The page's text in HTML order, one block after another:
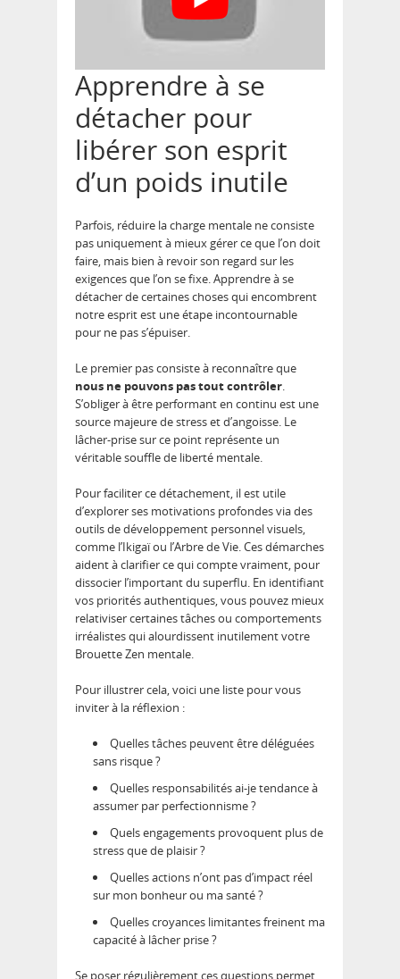
Apprendre à se
détacher pour
libérer son esprit
d’un poids inutile
Parfois, réduire la charge mentale ne consiste
pas uniquement à mieux gérer ce que l’on doit
faire, mais bien à revoir son regard sur les
exigences que l’on se fixe. Apprendre à se
détacher de certaines choses qui encombrent
notre esprit est une étape incontournable
pour ne pas s’épuiser.
Le premier pas consiste à reconnaître que
nous ne pouvons pas tout contrôler.
S’obliger à être performant en continu est une
source majeure de stress et d’angoisse. Le
lâcher-prise sur ce point représente un
véritable souffle de liberté mentale.
Pour faciliter ce détachement, il est utile
d’explorer ses motivations profondes via des
outils de développement personnel visuels,
comme l’Ikigaï ou l’Arbre de Vie. Ces démarches
aident à clarifier ce qui compte vraiment, pour
dissocier l’important du superflu. En identifiant
vos priorités authentiques, vous pouvez mieux
relativiser certaines tâches ou comportements
irréalistes qui alourdissent inutilement votre
Brouette Zen mentale.
Pour illustrer cela, voici une liste pour vous
inviter à la réflexion :
Quelles tâches peuvent être déléguées
sans risque ?
Quelles responsabilités ai-je tendance à
assumer par perfectionnisme ?
Quels engagements provoquent plus de
stress que de plaisir ?
Quelles actions n’ont pas d’impact réel
sur mon bonheur ou ma santé ?
Quelles croyances limitantes freinent ma
capacité à lâcher prise ?
Se poser régulièrement ces questions permet